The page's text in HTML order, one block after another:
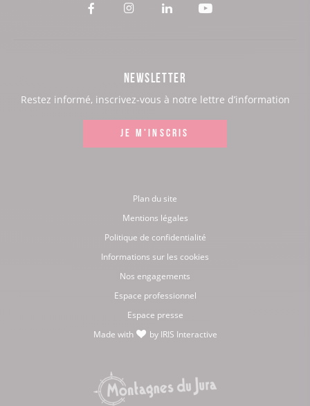
Voir
Facebook
Voir
Instagram
Voir
LinkedIn
Voir
Youtube
NEWSLETTER
Restez informé, inscrivez-vous à notre lettre d’information
JE M'INSCRIS
Plan du site
Mentions légales
Politique de confidentialité
Informations sur les cookies
Nos engagements
Espace professionnel
Espace presse
Made with
by IRIS Interactive